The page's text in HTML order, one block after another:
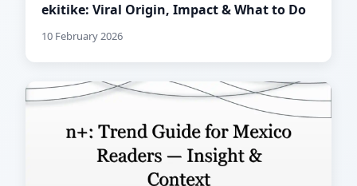
ekitike: Viral Origin, Impact & What to Do
10 February 2026